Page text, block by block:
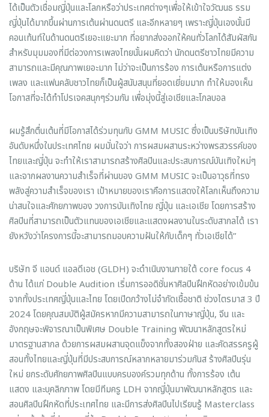
ได้เป็นตัวเชื่อมญี่ปุ่นและโลกหรือว่าประเทศต่างๆเพื่อให้เข้าใจวัฒนธ รรม
ญี่ปุ่นได้มากขึ้นผ่านการเต้นผ่านดนตรี และอีกหลายๆ เพราะญี่ปุ่นเองนั้นมี
คอนเท้นท์ในด้านดนตรีเยอะแยะมาก ที่อยากส่งออกให้คนทั่วโลกได้สัมผัสกัน
สำหรับมุมมองที่มีต่อวงการเพลงไทยนั้นผมคิดว่า นักดนตรีชาวไทยมีความ
สามารถและมีคุณภาพเยอะมาก ไม่ว่าจะเป็นการร้อง การเต้นหรือการแต่ง
เพลง และแฟนคลับชาวไทยก็เป็นผู้สนับสนุนที่ยอดเยี่ยมมาก ทำให้มองเห็น
โอกาสที่จะได้ทำโปรเจคสนุกๆร่วมกัน เพื่อมุ่งนี้สู่เอเชียและโกลบอล
ผมรู้สึกตื่นเต้นที่มีโอกาสได้ร่วมทุนกับ GMM MUSIC ซึ่งเป็นบริษัทบันเทิง
อันดับหนึ่งในประเทศไทย ผมมั่นใจว่า การผสมผสานระหว่างพรสวรรค์ของ
ไทยและญี่ปุ่น จะทำให้เราสามารถสร้างศิลปินและประสบการณ์บันเทิงใหม่ๆ
และจากผลงานความสำเร็จที่ผ่านของ GMM MUSIC จะเป็นอาวุธที่ทรง
พลังสู่ความสำเร็จของเรา เป้าหมายของเราคือการแสดงให้โลกเห็นถึงความ
น่าสนใจและศักยภาพของ วงการบันเทิงไทย ญี่ปุ่น และเอเชีย โดยการสร้าง
ศิลปินที่สามารถเป็นตัวแทนของเอเชียและแสดงผลงานในระดับสากลได้ เรา
ยังหวังว่าโครงการนี้จะสามารถมอบความฝันให้กับเด็กๆ ทั่วเอเชียได้”
บริษัท จี แอนด์ แอลดีเอช (GLDH) จะดำเนินงานภายใต้ core focus 4
ด้าน ได้แก่ Double Audition เริ่มการออดิชั่นหาศิลปินฝึกหัดอย่างเข้มข้น
จากทั้งประเทศญี่ปุ่นและไทย โดยเปิดกว้างไม่จำกัดเชื้อชาติ ช่วงไตรมาส 3 ปี
2024 โดยคุณสมบัติผู้สมัครหากมีความสามารถในภาษาญี่ปุ่น, จีน และ
อังกฤษจะพิจารณาเป็นพิเศษ Double Training พัฒนาหลักสูตรใหม่
มาตรฐานสากล ด้วยการผสมผสานจุดแข็งจากทั้งสองฝ่าย และคัดสรรครูผู้
สอนทั้งไทยและญี่ปุ่นที่มีประสบการณ์หลากหลายมาร่วมกันส ร้างศิลปินรุ่น
ใหม่ ยกระดับศักยภาพศิลปินแบบครบองค์รวมทุกด้าน ทั้งการร้อง เต้น
แสดง และบุคลิกภาพ โดยมีทีมครู LDH จากญี่ปุ่นมาพัฒนาหลักสูตร และ
สอนศิลปินฝึกหัดที่ประเทศไทย และมีการส่งศิลปินไปเรียนรู้ Masterclass